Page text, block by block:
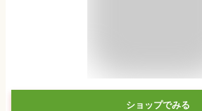
ショップでみる